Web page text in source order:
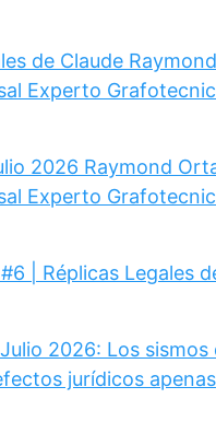
de Claude
Experto
2026 Raymond
Experto
| Réplicas Legales
2026: Los sismos
jurídicos apenas